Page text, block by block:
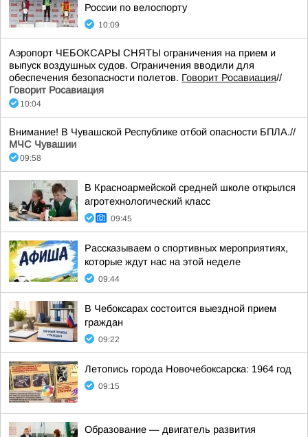
России по велоспорту
10:09
Аэропорт ЧЕБОКСАРЫ СНЯТЫ ограничения на прием и
выпуск воздушных судов. Ограничения вводили для
обеспечения безопасности полетов. Говорит Росавиация//
Говорит Росавиация
10:04
Внимание! В Чувашской Республике отбой опасности БПЛА.//
МЧС Чувашии
09:58
В Красноармейской средней школе открылся
агротехнологический класс
09:45
Рассказываем о спортивных мероприятиях,
которые ждут нас на этой неделе
09:44
В Чебоксарах состоится выездной прием
граждан
09:22
Летопись города Новочебоксарска: 1964 год
09:15
Образование — двигатель развития